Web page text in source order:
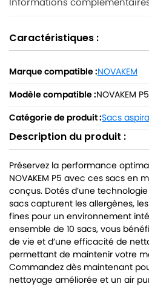
Caractéristiques :
Marque compatible :NOVAKEM
Modèle compatible :NOVAKEM P5
Catégorie de produit :Sacs
Description du produit :
Préservez la performance
NOVAKEM P5 avec ces sacs en
conçus. Dotés d’une
sacs capturent les allergènes,
fines pour un environnement
ensemble de 10 sacs, vous
de vie et d’une efficacité de
permettant de maintenir votre
Commandez dès maintenant
nettoyage améliorée et un air